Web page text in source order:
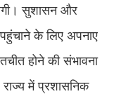
सुशासन और
के लिए अपनाए
होने की संभावना
में प्रशासनिक